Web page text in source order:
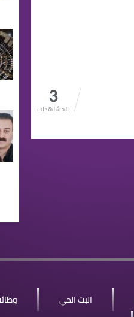
3
المشاهدات
البث الحي